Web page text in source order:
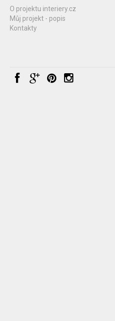
O projektu interiery.cz
Můj projekt - popis
Kontakty